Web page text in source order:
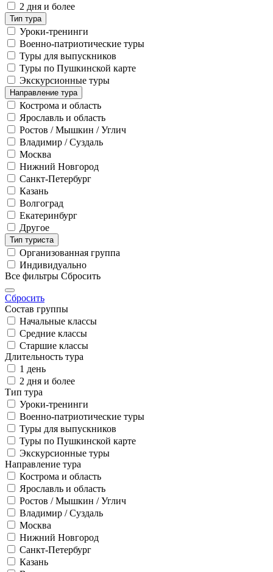
2 дня и более
Тип тура
Уроки-тренинги
Военно-патриотические туры
Туры для выпускников
Туры по Пушкинской карте
Экскурсионные туры
Направление тура
Кострома и область
Ярославль и область
Ростов / Мышкин / Углич
Владимир / Суздаль
Москва
Нижний Новгород
Санкт-Петербург
Казань
Волгоград
Екатеринбург
Другое
Тип туриста
Организованная группа
Индивидуально
Все фильтры Сбросить
Сбросить
Состав группы
Начальные классы
Средние классы
Старшие классы
Длительность тура
1 день
2 дня и более
Тип тура
Уроки-тренинги
Военно-патриотические туры
Туры для выпускников
Туры по Пушкинской карте
Экскурсионные туры
Направление тура
Кострома и область
Ярославль и область
Ростов / Мышкин / Углич
Владимир / Суздаль
Москва
Нижний Новгород
Санкт-Петербург
Казань